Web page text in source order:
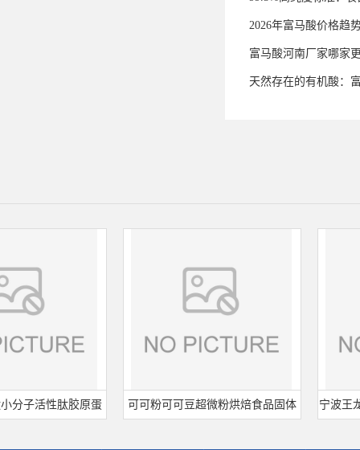
2026年富马酸价格趋
富马酸河南厂家哪家
天然存在的有机酸：
性肽胶原蛋 可可粉可可豆超微粉烘焙食品固体 宁波王龙山梨